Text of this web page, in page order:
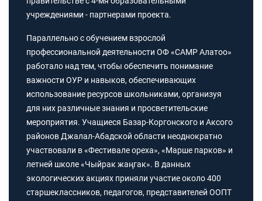
учреждениями - партнерами проекта.
Параллельно с обучением взрослой
профессиональной деятельности ОФ «САМР Алатоо»
работало над тем, чтобы обеспечить понимание
важности ОУР и навыков, обеспечивающих
использование ресурсов школьниками, организуя
для них различные знания и просветительские
мероприятия. Учащиеся Базар-Коргонского и Аксого
районов Джалал-Абадской области неоднократно
участвовали в «Фестивале ореха», «Марше парков» и
летней школе «Чыйрак жаңгак». В данных
экологических акциях приняли участие около 400
старшеклассников, педагогов, представителей ООПТ